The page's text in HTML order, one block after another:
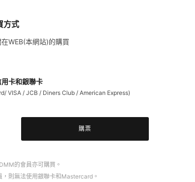
方式
WEB(本網站)的購買
卡和銀聯卡
VISA / JCB / Diners Club / American Express)
購票
的會員亦可購買。
則無法使用銀聯卡和Mastercard。